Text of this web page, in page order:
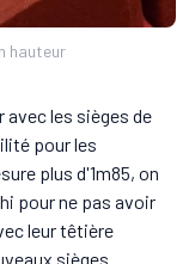
hauteur
avec les sièges de
pour les
plus d'1m85, on
pour ne pas avoir
leur têtière
sièges